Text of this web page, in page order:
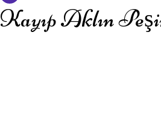
Kayıp Aklın